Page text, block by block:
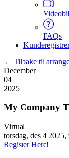
FAQs
← Tilbake til
December
04
2025
My Company
Virtual
torsdag, des 4 2025,
Register Here!